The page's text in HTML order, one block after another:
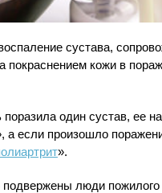
сустава,
покраснением кожи в
поразила один сустав, ее
а если произошло
».
люди пожилого